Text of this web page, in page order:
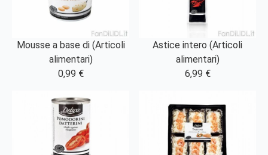
Mousse a base di (Articoli
alimentari)
0,99 €
Astice intero (Articoli
alimentari)
6,99 €